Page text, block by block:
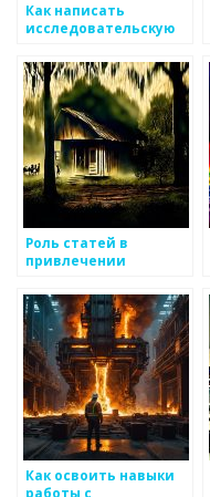
Как написать
исследовательскую
Роль статей в
привлечении
металоизделиям
Как освоить навыки
работы с